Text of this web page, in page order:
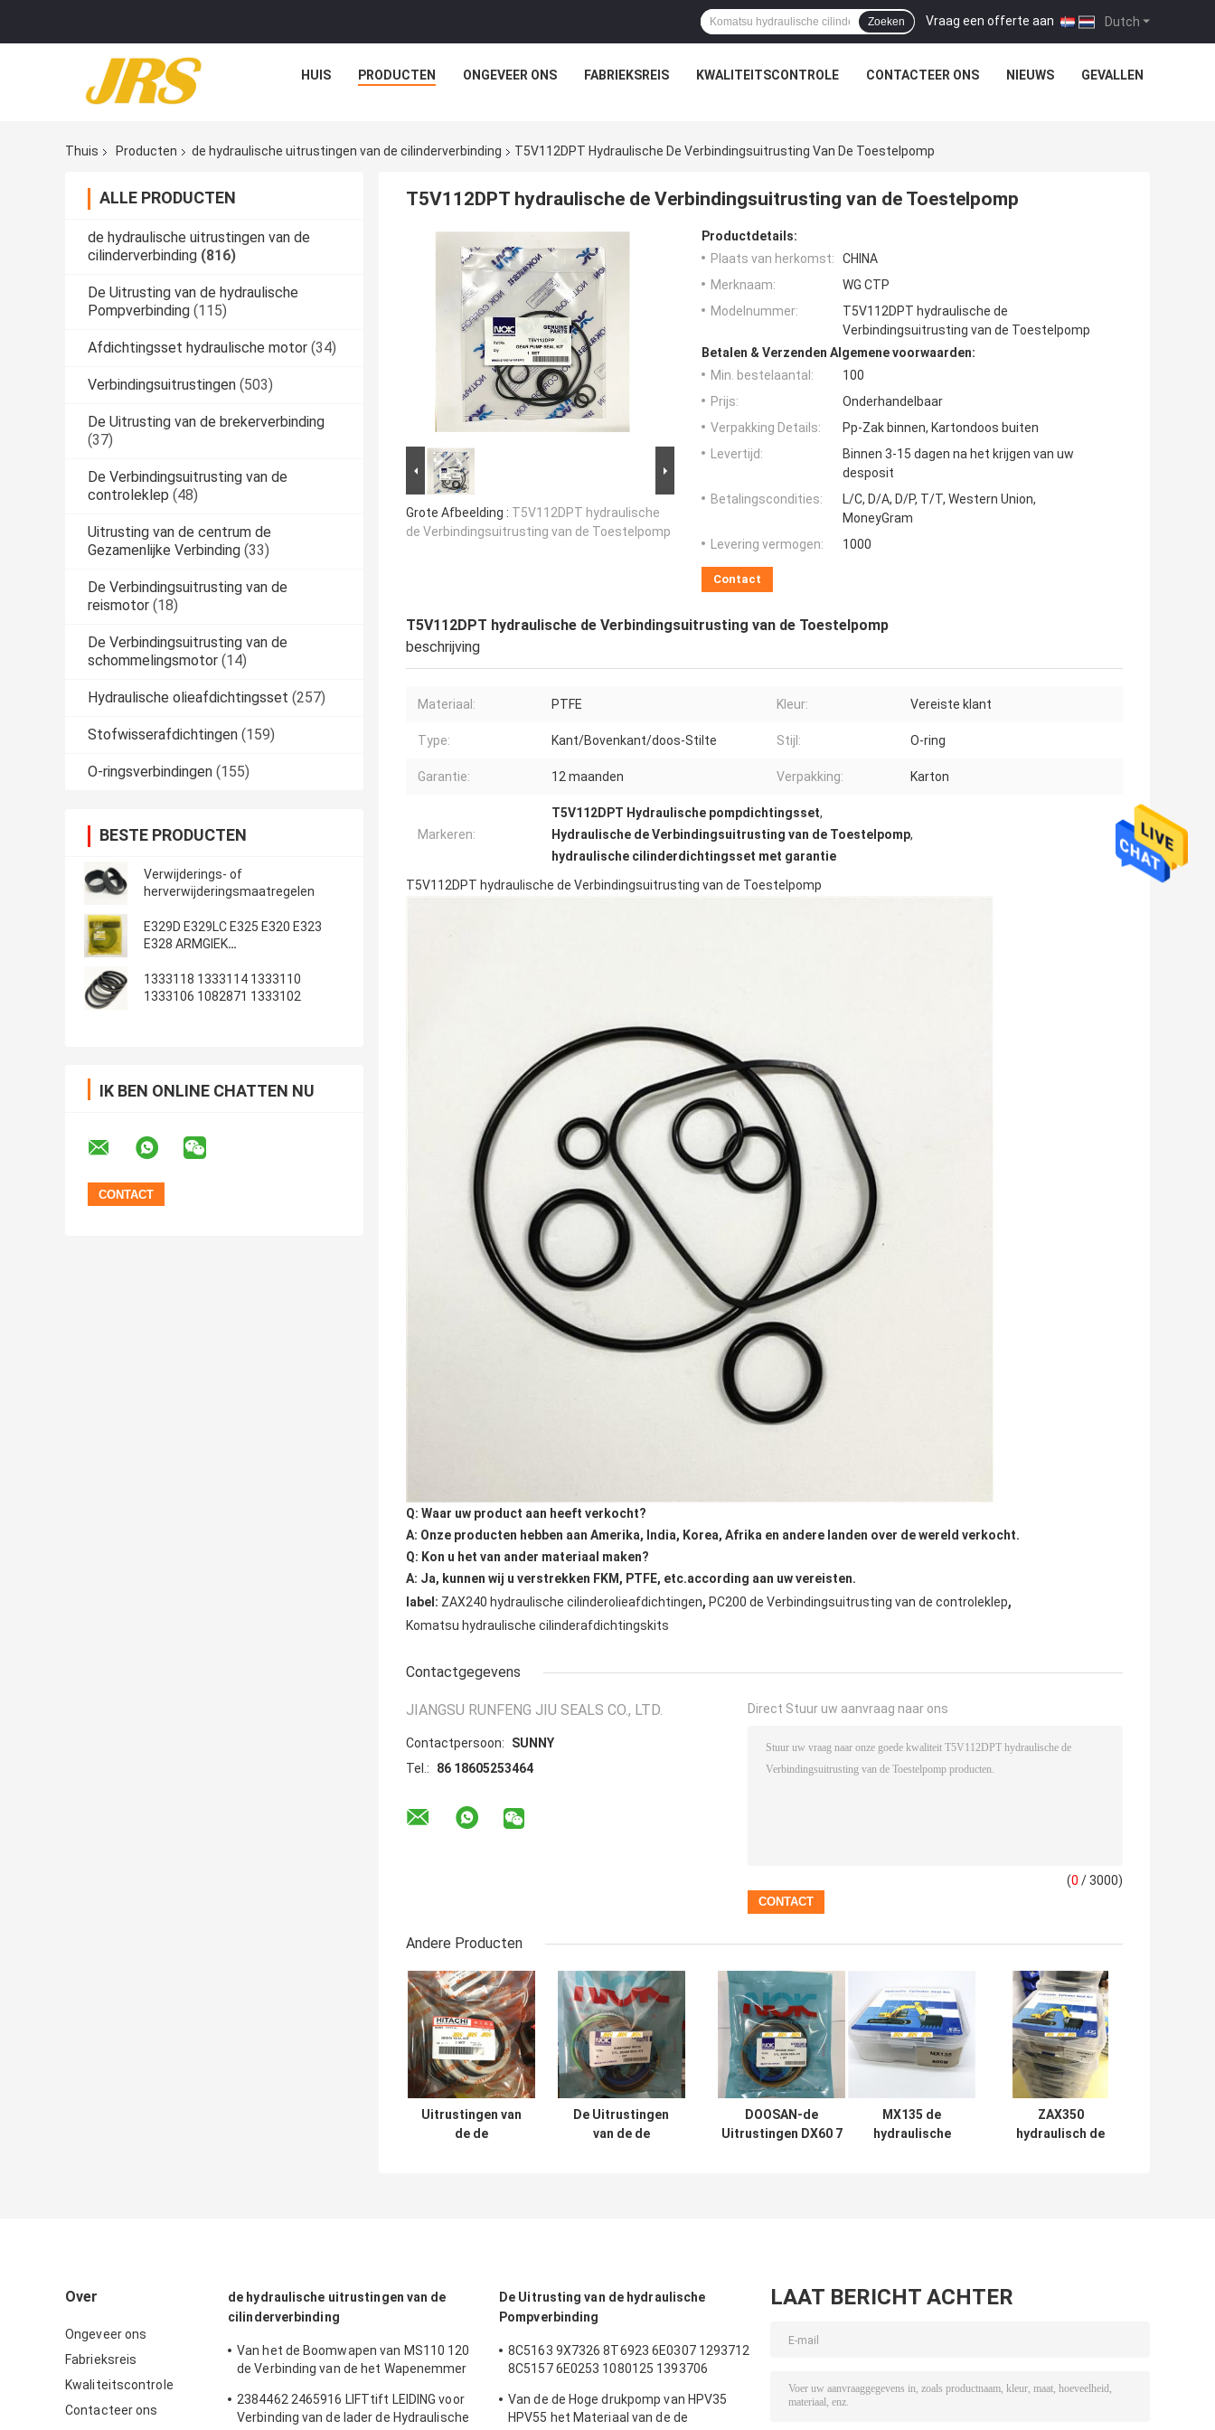
Dutch
Vraag een offerte aan |
Zoeken
HUIS PRODUCTEN ONGEVEER ONS FABRIEKSREIS KWALITEITSCONTROLE CONTACTEER ONS NIEUWS GEVALLEN
Thuis Producten de hydraulische uitrustingen van de cilinderverbinding T5V112DPT Hydraulische De Verbindingsuitrusting Van De Toestelpomp
ALLE PRODUCTEN
de hydraulische uitrustingen van de
cilinderverbinding (816)
De Uitrusting van de hydraulische
Pompverbinding (115)
Afdichtingsset hydraulische motor (34)
Verbindingsuitrustingen (503)
De Uitrusting van de brekerverbinding
(37)
De Verbindingsuitrusting van de
controleklep (48)
Uitrusting van de centrum de
Gezamenlijke Verbinding (33)
De Verbindingsuitrusting van de
reismotor (18)
De Verbindingsuitrusting van de
schommelingsmotor (14)
Hydraulische olieafdichtingsset (257)
Stofwisserafdichtingen (159)
O-ringsverbindingen (155)
BESTE PRODUCTEN
Verwijderings- of
herverwijderingsmaatregelen
E329D E329LC E325 E320 E323
E328 ARMGIEK
1333118 1333114 1333110
1333106 1082871 1333102
IK BEN ONLINE CHATTEN NU
T5V112DPT hydraulische de Verbindingsuitrusting van de Toestelpomp
Grote Afbeelding : T5V112DPT hydraulische
de Verbindingsuitrusting van de Toestelpomp
Productdetails:
Plaats van herkomst:
CHINA
Merknaam:
WG CTP
Modelnummer:
T5V112DPT hydraulische de
Verbindingsuitrusting van de Toestelpomp
Betalen & Verzenden Algemene voorwaarden:
Min. bestelaantal:
100
Prijs:
Onderhandelbaar
Verpakking Details:
Pp-Zak binnen, Kartondoos buiten
Levertijd:
Binnen 3-15 dagen na het krijgen van uw
desposit
Betalingscondities:
L/C, D/A, D/P, T/T, Western Union,
MoneyGram
Levering vermogen:
1000
Contact
T5V112DPT hydraulische de Verbindingsuitrusting van de Toestelpomp
beschrijving
Materiaal: PTFE Kleur: Vereiste klant
Type: Kant/Bovenkant/doos-Stilte Stijl: O-ring
Garantie: 12 maanden Verpakking: Karton
Markeren:
T5V112DPT Hydraulische pompdichtingsset,
Hydraulische de Verbindingsuitrusting van de Toestelpomp,
hydraulische cilinderdichtingsset met garantie
T5V112DPT hydraulische de Verbindingsuitrusting van de Toestelpomp
Q: Waar uw product aan heeft verkocht?
A: Onze producten hebben aan Amerika, India, Korea, Afrika en andere landen over de wereld verkocht.
Q: Kon u het van ander materiaal maken?
A: Ja, kunnen wij u verstrekken FKM, PTFE, etc.according aan uw vereisten.
label: ZAX240 hydraulische cilinderolieafdichtingen, PC200 de Verbindingsuitrusting van de controleklep,
Komatsu hydraulische cilinderafdichtingskits
Contactgegevens
JIANGSU RUNFENG JIU SEALS CO., LTD.
Contactpersoon:
SUNNY
Tel.:
86 18605253464
Direct Stuur uw aanvraag naar ons
(0 / 3000)
Andere Producten
Uitrustingen van
de de
De Uitrustingen
van de de
DOOSAN-de
Uitrustingen DX60 7
MX135 de
hydraulische
ZAX350
hydraulisch de
Over
Ongeveer ons
Fabrieksreis
Kwaliteitscontrole
Contacteer ons
de hydraulische uitrustingen van de
cilinderverbinding
Van het de Boomwapen van MS110 120
de Verbinding van de het Wapenemmer
van het GraafwerktuigSeal Kit Hydraulic
Cylinder Oil Seals Vervangstukkenboom
2384462 2465916 LIFTtift LEIDING voor
Verbinding van de lader de Hydraulische
De Uitrusting van de hydraulische
Pompverbinding
8C5163 9X7326 8T6923 6E0307 1293712
8C5157 6E0253 1080125 1393706
1214185 1301857 0996998
Van de de Hoge drukpomp van HPV35
HPV55 het Materiaal van de de
LAAT BERICHT ACHTER